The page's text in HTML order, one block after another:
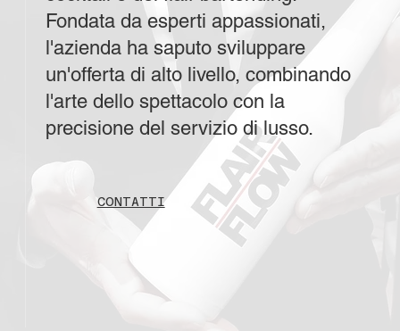
CONTATTI
Fondata da esperti appassionati,
l'azienda ha saputo sviluppare
un'offerta di alto livello, combinando
l'arte dello spettacolo con la
precisione del servizio di lusso.